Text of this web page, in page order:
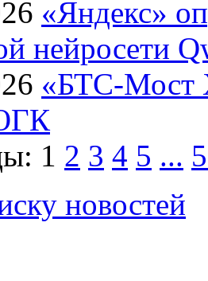
«Яндекс»
нейросети
«БТС-Мост
1 2 3 4 5 ...
новостей